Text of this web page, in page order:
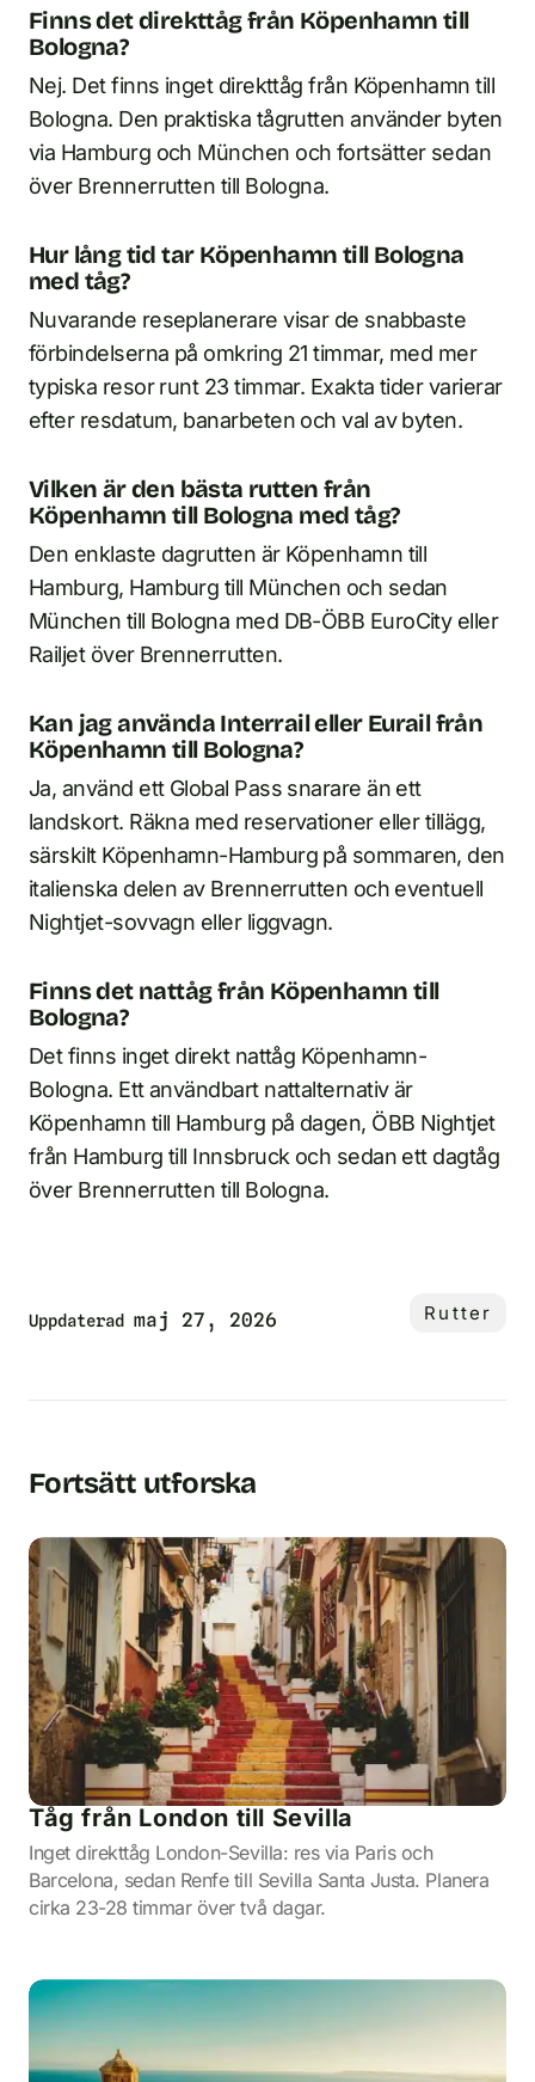
Finns det direkttåg från Köpenhamn till
Bologna?
Nej. Det finns inget direkttåg från Köpenhamn till
Bologna. Den praktiska tågrutten använder byten
via Hamburg och München och fortsätter sedan
över Brennerrutten till Bologna.
Hur lång tid tar Köpenhamn till Bologna
med tåg?
Nuvarande reseplanerare visar de snabbaste
förbindelserna på omkring 21 timmar, med mer
typiska resor runt 23 timmar. Exakta tider varierar
efter resdatum, banarbeten och val av byten.
Vilken är den bästa rutten från
Köpenhamn till Bologna med tåg?
Den enklaste dagrutten är Köpenhamn till
Hamburg, Hamburg till München och sedan
München till Bologna med DB-ÖBB EuroCity eller
Railjet över Brennerrutten.
Kan jag använda Interrail eller Eurail från
Köpenhamn till Bologna?
Ja, använd ett Global Pass snarare än ett
landskort. Räkna med reservationer eller tillägg,
särskilt Köpenhamn-Hamburg på sommaren, den
italienska delen av Brennerrutten och eventuell
Nightjet-sovvagn eller liggvagn.
Finns det nattåg från Köpenhamn till
Bologna?
Det finns inget direkt nattåg Köpenhamn-
Bologna. Ett användbart nattalternativ är
Köpenhamn till Hamburg på dagen, ÖBB Nightjet
från Hamburg till Innsbruck och sedan ett dagtåg
över Brennerrutten till Bologna.
Uppdaterad maj 27, 2026 Rutter
Fortsätt utforska
Tåg från London till Sevilla
Inget direkttåg London-Sevilla: res via Paris och
Barcelona, sedan Renfe till Sevilla Santa Justa. Planera
cirka 23-28 timmar över två dagar.